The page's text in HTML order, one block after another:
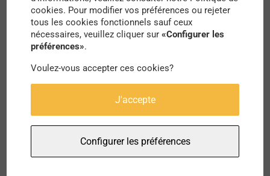
cyclotourisme (après l’Allemagne), la France,
avec ses 17 000 kilomètres d’itinéraires
aménagés, est un terrain de jeu idéal pour tous
les touristes sportifs. Car la diversité est au
rendez-vous : les tracés mythiques, dont 9 000
km d’Eurovélo, permettent de découvrir fleuves,
campagnes et villes françaises, jusqu’à la
richesse patrimoniale des régions. Avec la crise
de la Covid-19, l’appétence des voyageurs pour le
cookies. Pour modifier vos préférences ou rejeter
tous les cookies fonctionnels sauf ceux
nécessaires, veuillez cliquer sur«Configurer les
préférences».
Voulez-vous accepter ces cookies?
J'accepte
Configurer les préférences